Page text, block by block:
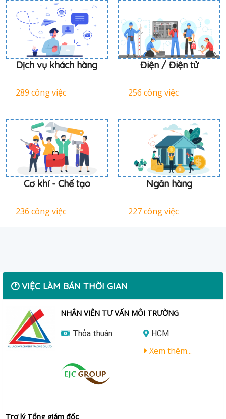
Dịch vụ khách hàng
289 công việc
Điện / Điện tử
256 công việc
Cơ khí - Chế tạo
236 công việc
Ngân hàng
227 công việc
🕐 VIỆC LÀM BÁN THỜI GIAN
NHÂN VIÊN TƯ VẤN MÔI TRƯỜNG
Thỏa thuận HCM
Trợ lý Tổng giám đốc
Xem thêm...